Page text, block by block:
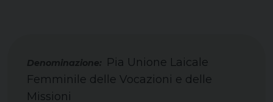
Pia Unione Laicale
Femminile delle Vocazioni e delle
Missioni